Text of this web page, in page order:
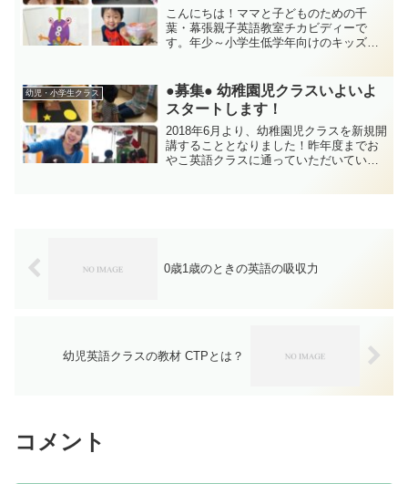
こんにちは！ママと子どものための千
葉・幕張親子英語教室チカビディーで
す。年少～小学生低学年向けのキッズク
いきなり入るのは不安、イチからスター
トしたい、というお子さ...
幼児・小学生クラス
●募集● 幼稚園児クラスいよいよ
スタートします！
2018年6月より、幼稚園児クラスを新規開
講することとなりました！昨年度までお
やこ英語クラスに通っていただいていた
0歳1歳のときの英語の吸収力
幼児英語クラスの教材 CTPとは？
コメント